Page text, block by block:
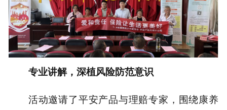
专业讲解，深植风险防范意识
活动邀请了平安产品与理赔专家，围绕康养